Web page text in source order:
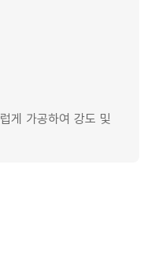
게 가공하여 강도 및